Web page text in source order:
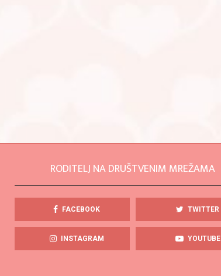
RODITELJ NA DRUŠTVENIM MREŽAMA
FACEBOOK TWITTER
INSTAGRAM YOUTUBE